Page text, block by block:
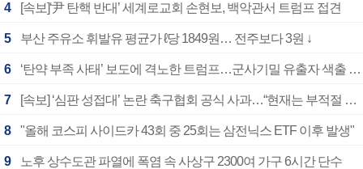
4 [속보]‘尹 탄핵 반대’ 세계로교회 손현보, 백악관서 트럼프 접견
5 부산 주유소 휘발유 평균가 ℓ당 1849원… 전주보다 3원 ↓
6 ‘탄약 부족 사태’ 보도에 격노한 트럼프…군사기밀 유출자 색출 지시
7 [속보] ‘심판 성접대’ 논란 축구협회 공식 사과…“현재는 부적절 행위 없어”
8 "올해 코스피 사이드카 43회 중 25회는 삼전닉스 ETF 이후 발생"
9 노후 상수도관 파열에 폭염 속 사상구 2300여 가구 6시간 단수